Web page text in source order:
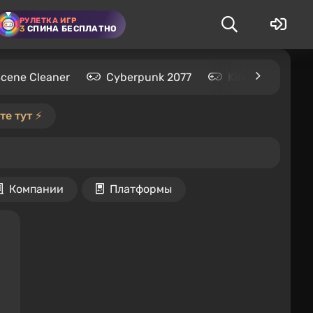
РУЛЕТКА ИГР
3 СПИНА БЕСПЛАТНО
Cleaner Cyberpunk 2077 Kingdom
тут ⚡️
Компании Платформы